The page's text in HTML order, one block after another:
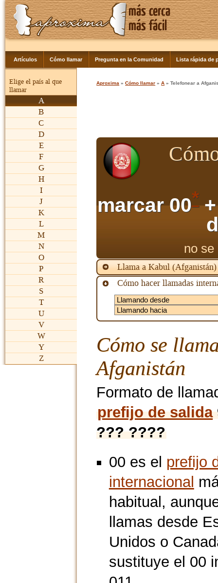
Artículos Cómo llamar Pregunta en la Comunidad Lista rápida de
Elige el país al que
llamar
A
B
C
D
E
F
G
H
I
J
K
L
M
N
O
P
R
S
T
U
V
W
Y
Z
Aproxima »Cómo llamar »A » Telefonear a
marcar 00*+
no
Llama a Kabul (Afganistán)
Cómo hacer llamadas
Cómo se
Afganistán
Formato de
prefijo de salida
??? ????
00 es el prefijo
internacional
habitual,
llamas desde
Unidos o
sustituye el 00